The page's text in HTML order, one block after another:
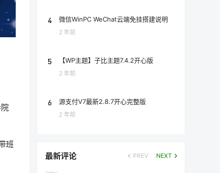
班
4 微信WinPC WeChat云端免挂搭建说明
2 年前
5 【WP主题】子比主题7.4.2开心版
2 年前
6 源支付V7最新2.8.7开心完整版
2 年前
最新评论 PREV NEXT